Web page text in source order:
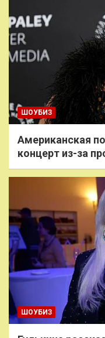
ШОУБИЗ
Американская
концерт из-за
ШОУБИЗ